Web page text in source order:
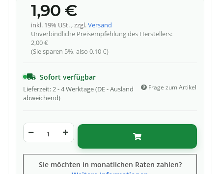
1,90 €
inkl. 19% USt. , zzgl.Versand
Unverbindliche Preisempfehlung des Herstellers:
2,00 €
(Sie sparen 5%, also 0,10 €)
Sofort verfügbar
Lieferzeit:2 - 4 Werktage(DE - Ausland
abweichend)
Frage zum Artikel
Sie möchten in monatlichen Raten zahlen?